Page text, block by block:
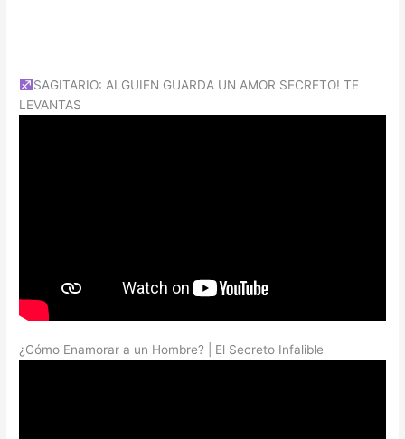
SAGITARIO: ALGUIEN GUARDA UN AMOR SECRETO! TE
LEVANTAS
¿Cómo Enamorar a un Hombre? | El Secreto Infalible